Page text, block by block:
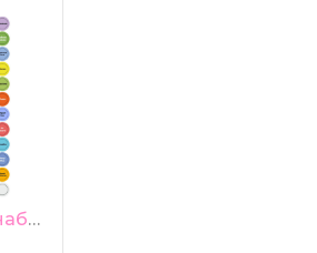
Наклейки для набора ЭФИРНЫЙ ДОМ 96 шт 13 мм глянцевая бумага